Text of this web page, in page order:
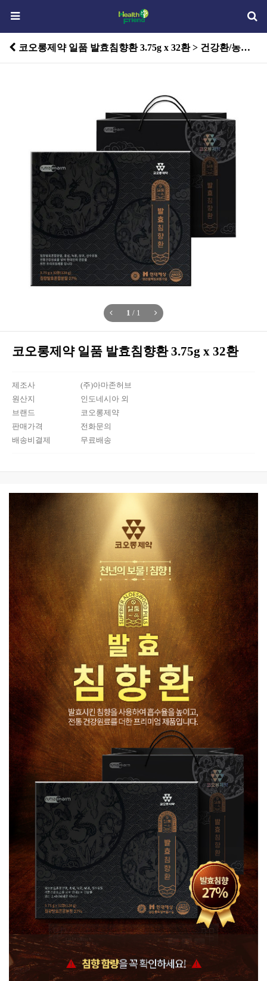
코오롱제약 일품 발효침향환 3.75g x 32환 > 건강환/농축액
1 / 1
코오롱제약 일품 발효침향환 3.75g x 32환
제조사
(주)아마존허브
원산지
인도네시아 외
브랜드
코오롱제약
판매가격
전화문의
배송비결제
무료배송